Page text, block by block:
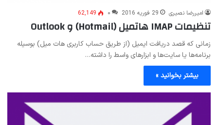
امیررضا نصیری 29 فوریه 2016 ۰ 62,149
تنظیمات IMAP هاتمیل (Hotmail) و Outlook
زمانی که قصد دریافت ایمیل (از طریق حساب کاربری هات میل) بوسیله
برنامه‌ها یا سایت‌ها و ابزارهای واسط را داشته…
بیشتر بخوانید »